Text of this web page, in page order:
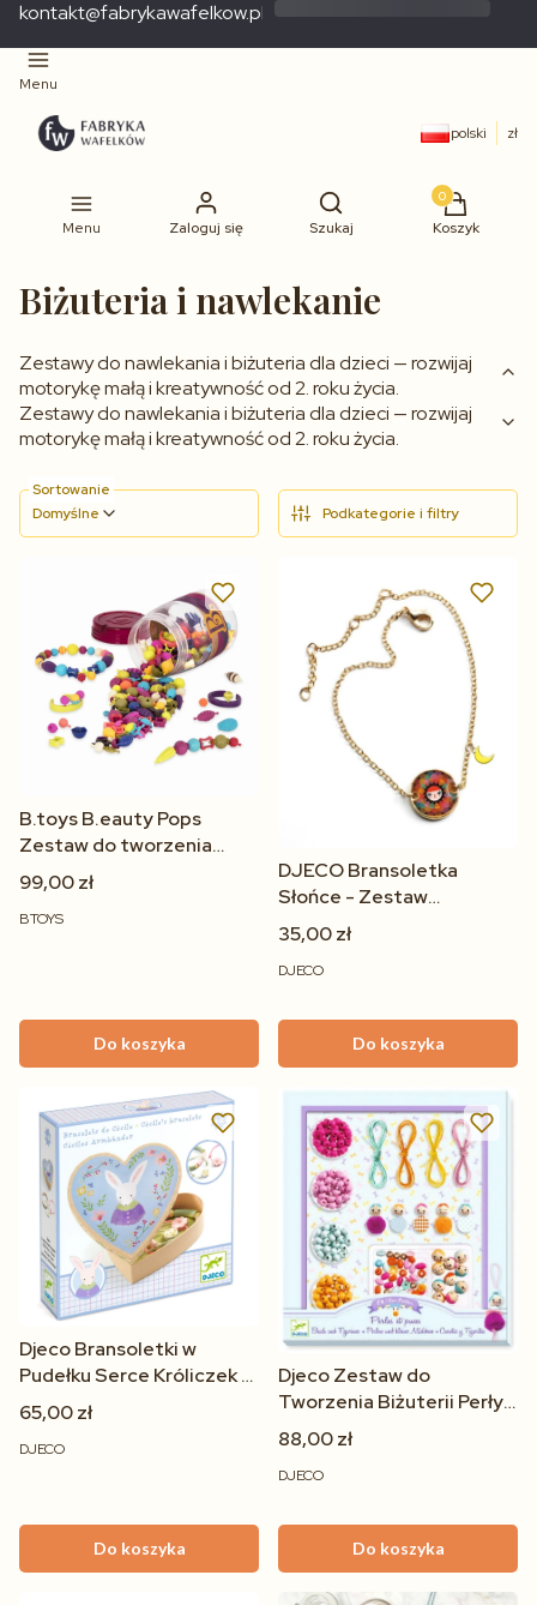
kontakt@fabrykawafelkow.pl
Menu
polski zł
Menu Zaloguj się Szukaj
Produkty w
Koszyk
Biżuteria i nawlekanie
Zestawy do nawlekania i biżuteria dla dzieci — rozwijaj
motorykę małą i kreatywność od 2. roku życia.
Zestawy do nawlekania i biżuteria dla dzieci — rozwijaj
motorykę małą i kreatywność od 2. roku życia.
Sortowanie
Domyślne
Podkategorie i filtry
B.toys B.eauty Pops
Zestaw do tworzenia
biżuterii sensorycznej 275
elementów 4+
99,00 zł
BTOYS
Do koszyka
DJECO Bransoletka
Słońce - Zestaw
Kreatywny DIY Koraliki
Biżuteria dla Dzieci 6+
35,00 zł
DJECO
Do koszyka
Djeco Bransoletki w
Pudełku Serce Króliczek –
Zestaw Biżuterii dla
Dzieci 4+
65,00 zł
DJECO
Do koszyka
Djeco Zestaw do
Tworzenia Biżuterii Perły i
Figurki dla Dzieci 8-14 lat
88,00 zł
DJECO
Do koszyka